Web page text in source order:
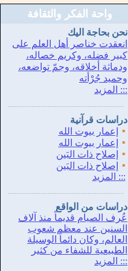
واحة الفكر والثقافة
نحن بحاجة اليك
انعقدت خناصر أهل العلم على
كبير فضله، وكريم خصاله،
ودماثة أخلاقه، وجمّ تواضعه،
وحميد جُرْأته
::: المزيد
دراسات قرآنية
▪
إعمار بيوت الله
▪
إعمار بيوت الله
▪
إصلاح ذات البَين
▪
إصلاح ذات البَين
::: المزيد
دراسات من الواقع
عُرف الصيام قديماً منذ آلاف
السنين عند معظم شعوب
العالم، وكان دائماً الوسيلة
الطبيعية للشفاء من كثير
::: المزيد